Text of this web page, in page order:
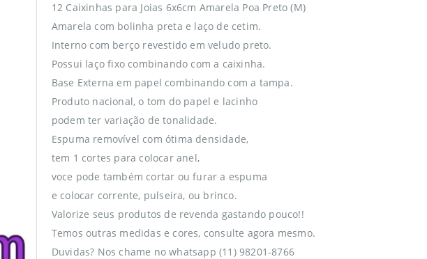
12 Caixinhas para Joias 6x6cm Amarela Poa Preto (M)
Amarela com bolinha preta e laço de cetim.
Interno com berço revestido em veludo preto.
Possui laço fixo combinando com a caixinha.
Base Externa em papel combinando com a tampa.
Produto nacional, o tom do papel e lacinho
podem ter variação de tonalidade.
Espuma removível com ótima densidade,
tem 1 cortes para colocar anel,
voce pode também cortar ou furar a espuma
e colocar corrente, pulseira, ou brinco.
Valorize seus produtos de revenda gastando pouco!!
Temos outras medidas e cores, consulte agora mesmo.
Duvidas? Nos chame no whatsapp (11) 98201-8766